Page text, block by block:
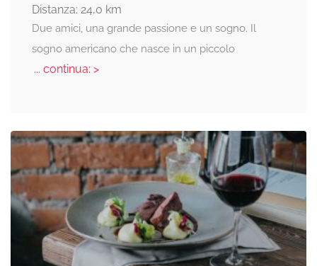
Distanza: 24,0 km
Due amici, una grande passione e un sogno. Il
sogno americano che nasce in un piccolo
... continua: >